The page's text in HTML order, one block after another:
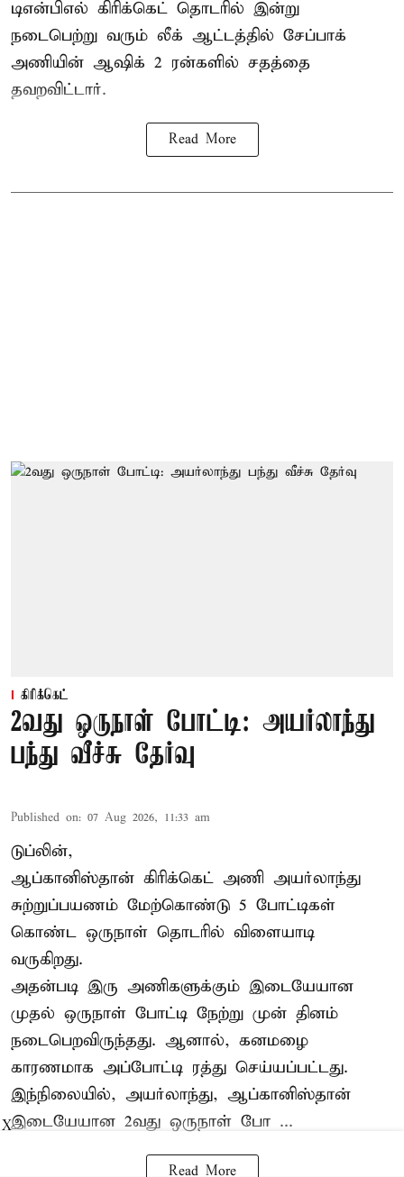
டிஎன்பிஎல் கிரிக்கெட் தொடரில் இன்று
நடைபெற்று வரும் லீக் ஆட்டத்தில் சேப்பாக்
அணியின் ஆஷிக் 2 ரன்களில் சதத்தை
தவறவிட்டார்.
Read More
கிரிக்கெட்
2வது ஒருநாள் போட்டி: அயர்லாந்து
பந்து வீச்சு தேர்வு
Published on: 07 Aug 2026, 11:33 am
டுப்லின்,
ஆப்கானிஸ்தான் கிரிக்கெட் அணி அயர்லாந்து
சுற்றுப்பயணம் மேற்கொண்டு 5 போட்டிகள்
கொண்ட ஒருநாள் தொடரில் விளையாடி
வருகிறது.
அதன்படி இரு அணிகளுக்கும் இடையேயான
முதல் ஒருநாள் போட்டி நேற்று முன் தினம்
நடைபெறவிருந்தது. ஆனால், கனமழை
காரணமாக அப்போட்டி ரத்து செய்யப்பட்டது.
இந்நிலையில், அயர்லாந்து, ஆப்கானிஸ்தான்
இடையேயான 2வது ஒருநாள் போ ...
Read More
X